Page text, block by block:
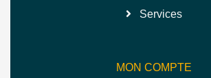
Services
MON COMPTE